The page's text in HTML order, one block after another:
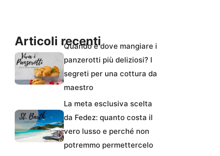
Articoli recentiQuando e dove mangiare i
panzerotti più deliziosi? I
segreti per una cottura da
maestro
La meta esclusiva scelta
da Fedez: quanto costa il
vero lusso e perché non
potremmo permettercelo